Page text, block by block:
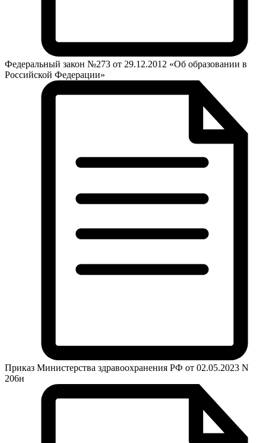
Федеральный закон №273 от 29.12.2012 «Об образовании в
Российской Федерации»
Приказ Министерства здравоохранения РФ от 02.05.2023 N
206н